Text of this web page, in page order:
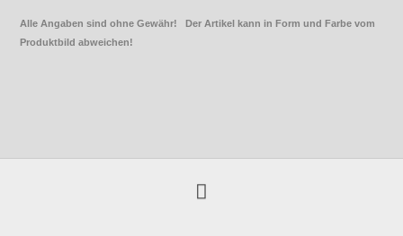
Alle Angaben sind ohne Gewähr! Der Artikel kann in Form und Farbe vom
Produktbild abweichen!